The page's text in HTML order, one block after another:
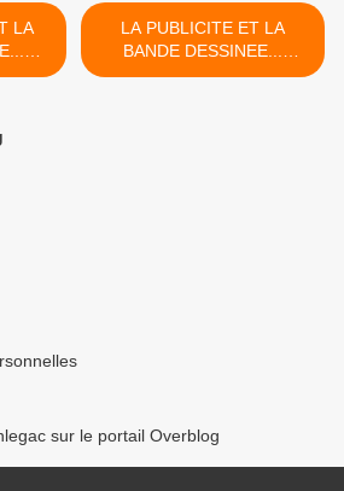
LA PUBLICITE ET LA
BANDE DESSINEE...
PARTIE 3 >
sur le portail Overblog